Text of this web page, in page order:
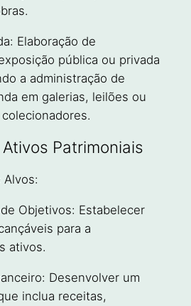
Elaboração de
pública ou privada
a administração de
em galerias, leilões ou
Patrimoniais
Alvos:
Objetivos: Estabelecer
para a
ativos.
Desenvolver um
inclua receitas,